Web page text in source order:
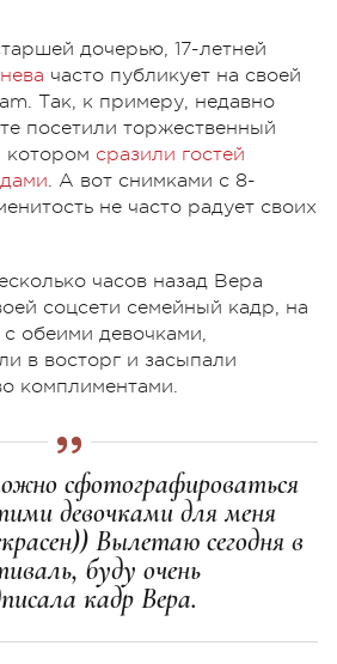
дочерью, 17-летней
часто публикует на своей
Так, к примеру, недавно
посетили торжественный
сразили гостей
. А вот снимками с 8-
не часто радует своих
часов назад Вера
соцсети семейный кадр, на
обеими девочками,
в восторг и засыпали
комплиментами.
сфотографироваться
девочками для меня
Вылетаю сегодня в
буду очень
кадр Вера.